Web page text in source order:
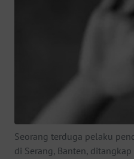
Seorang terduga pelaku
di Serang, Banten,
SERBA-SERBI
PENDIDIKAN